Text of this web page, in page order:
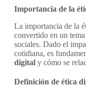
Importancia de la
La importancia de la
convertido en un
sociales. Dado el
cotidiana, es
digital y cómo se
Definición de ética